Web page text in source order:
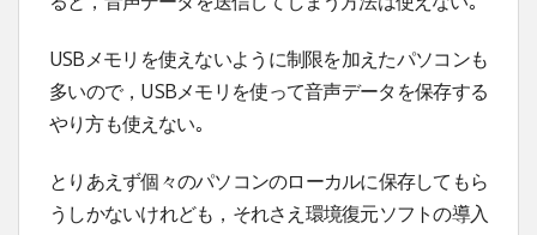
USBメモリを使えないように制限を加えたパソコンも
多いので，USBメモリを使って音声データを保存する
やり方も使えない｡
とりあえず個々のパソコンのローカルに保存してもら
うしかないけれども，それさえ環境復元ソフトの導入